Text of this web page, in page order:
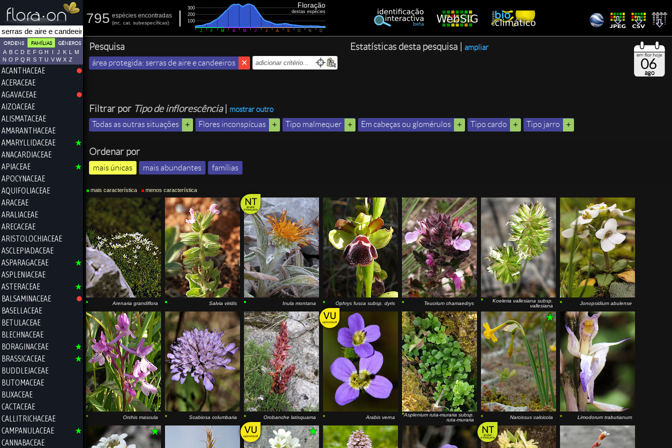
ORDENS FAMÍLIAS GÉNEROS
A B C D E F G H I J K L
M
N O P Q R S T U V W X Z
ACANTHACEAE
ACERACEAE
AGAVACEAE
AIZOACEAE
ALISMATACEAE
AMARANTHACEAE
AMARYLLIDACEAE
ANACARDIACEAE
APIACEAE
APOCYNACEAE
AQUIFOLIACEAE
ARACEAE
ARALIACEAE
ARECACEAE
ARISTOLOCHIACEAE
ASCLEPIADACEAE
ASPARAGACEAE
ASPLENIACEAE
ASTERACEAE
BALSAMINACEAE
BASELLACEAE
BETULACEAE
BLECHNACEAE
BORAGINACEAE
BRASSICACEAE
BUDDLEJACEAE
BUTOMACEAE
BUXACEAE
CACTACEAE
CALLITRICHACEAE
CAMPANULACEAE
CANNABACEAE
795 espécies encontradas
(inc. cat. subespecíficas) 100
200
300
J F M A M J J A S O N D
Floração
destas espécies
Pesquisa
área protegida: serras de aire e candeeiros
Estatísticas desta pesquisa | ampliar
Filtrar por Tipo de inflorescência|
mostrar outro
Todas as outras situações
Flores inconspícuas Tipo malmequer Em cabeças ou glomérulos Tipo cardo Tipo jarro
06
ago
Ordenar por
mais únicas mais abundantes famílias
mais característica menos característica
Arenaria grandiflora Salvia viridis Inula montana Ophrys fusca subsp. dyris Teucrium chamaedrys Koeleria vallesiana subsp.
vallesiana
Jonopsidium abulense
Orchis mascula Scabiosa columbaria Orobanche latisquama Arabis verna Asplenium ruta-muraria subsp.
ruta-muraria
Narcissus calcicola Limodorum trabutianum